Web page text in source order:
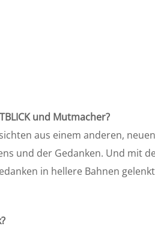
und Mutmacher?
aus einem anderen,
und der Gedanken. Und mit
in hellere Bahnen